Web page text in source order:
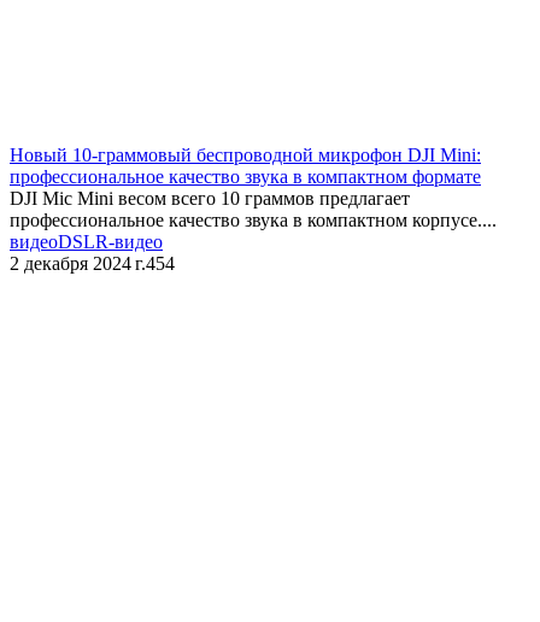
Новый 10-граммовый беспроводной микрофон DJI Mini:
профессиональное качество звука в компактном формате
DJI Mic Mini весом всего 10 граммов предлагает
профессиональное качество звука в компактном корпусе....
видеоDSLR-видео
2 декабря 2024 г.454